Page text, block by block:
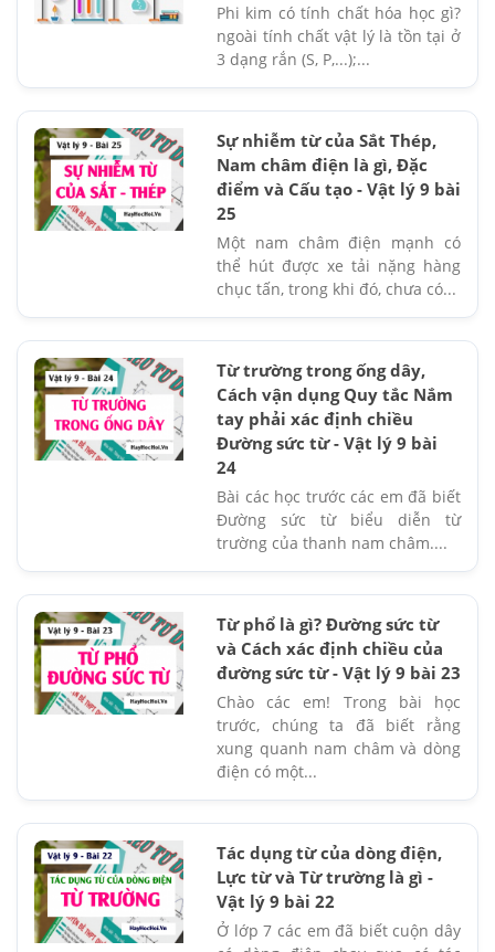
Phi kim có tính chất hóa học gì?
ngoài tính chất vật lý là tồn tại ở
3 dạng rắn (S, P,...);...
Sự nhiễm từ của Sắt Thép,
Nam châm điện là gì, Đặc
điểm và Cấu tạo - Vật lý 9 bài
25
Một nam châm điện mạnh có
thể hút được xe tải nặng hàng
chục tấn, trong khi đó, chưa có...
Từ trường trong ống dây,
Cách vận dụng Quy tắc Nắm
tay phải xác định chiều
Đường sức từ - Vật lý 9 bài
24
Bài các học trước các em đã biết
Đường sức từ biểu diễn từ
trường của thanh nam châm....
Từ phổ là gì? Đường sức từ
và Cách xác định chiều của
đường sức từ - Vật lý 9 bài 23
Chào các em! Trong bài học
trước, chúng ta đã biết rằng
xung quanh nam châm và dòng
điện có một...
Tác dụng từ của dòng điện,
Lực từ và Từ trường là gì -
Vật lý 9 bài 22
Ở lớp 7 các em đã biết cuộn dây